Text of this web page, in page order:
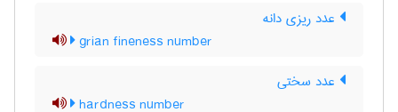
عدد ریزی دانه
grian fineness number
عدد سختی
hardness number